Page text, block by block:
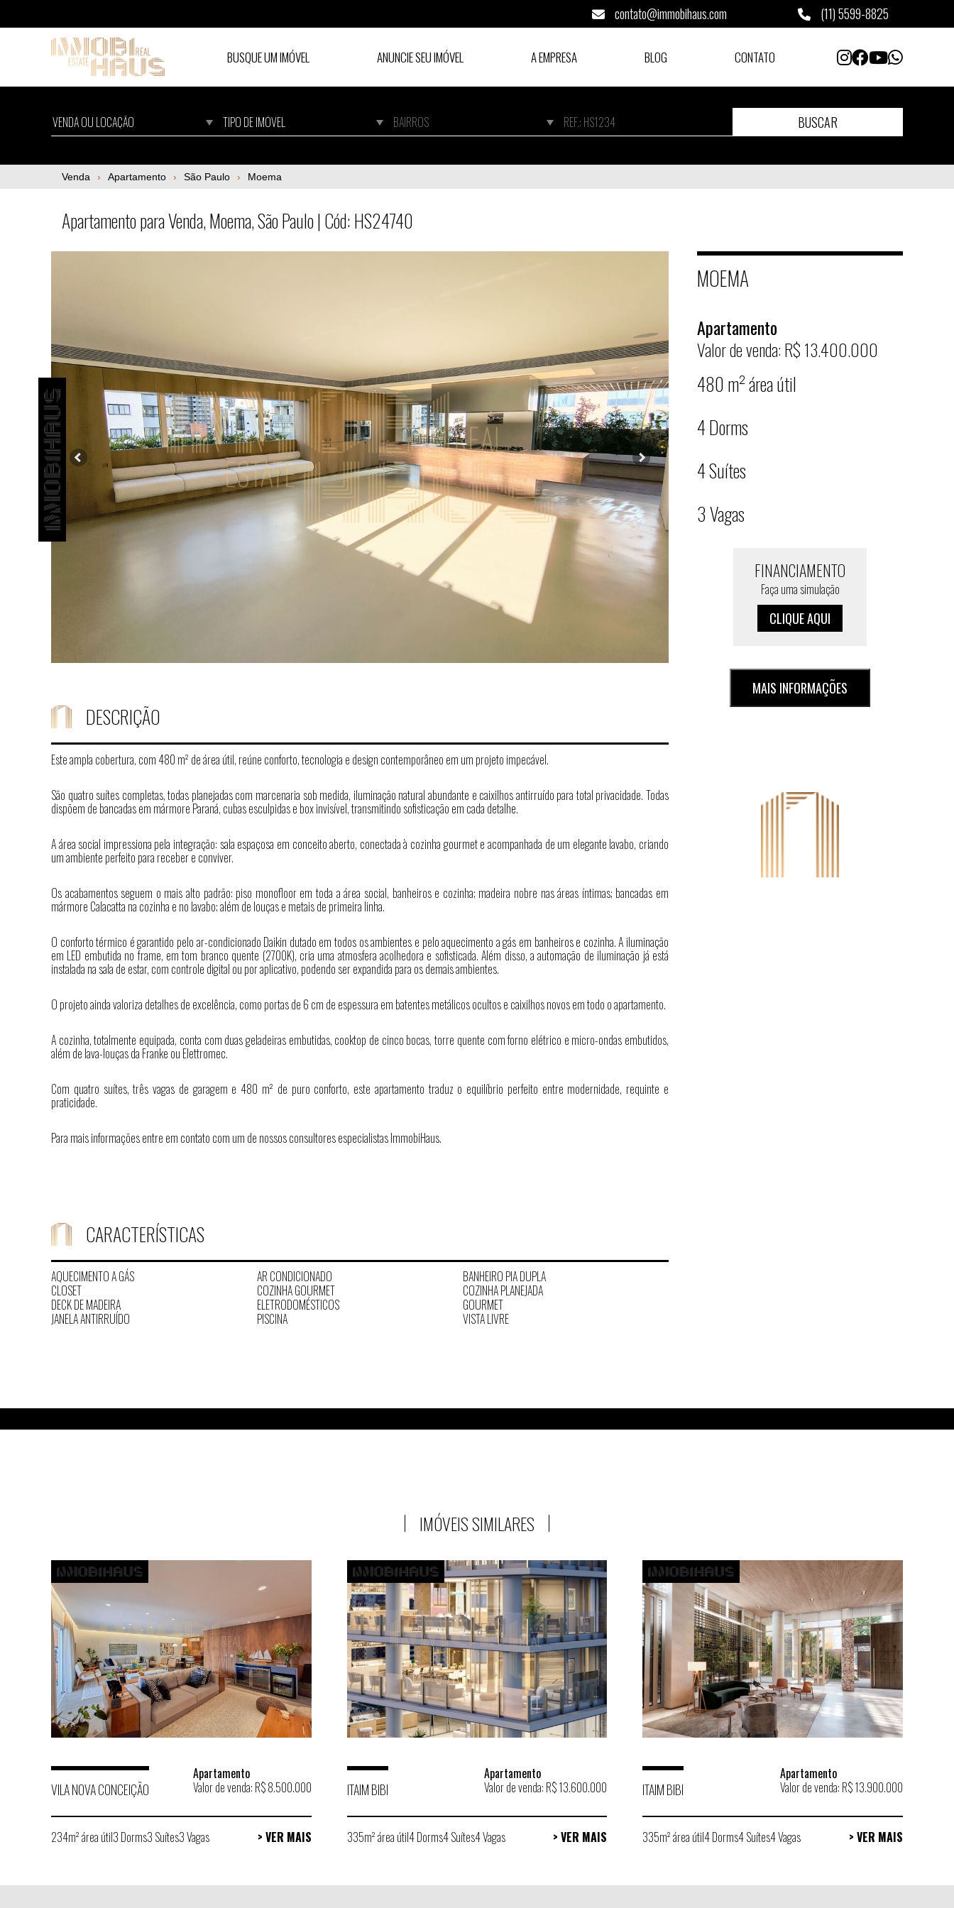
contato@immobihaus.com (11) 5599-8825
BUSQUE UM IMÓVEL ANUNCIE SEU IMÓVEL A EMPRESA BLOG CONTATO
Apartamento para Venda, Moema, São Paulo | Cód: HS24740
BUSCAR
Venda Apartamento São Paulo Moema
Apartamento para Venda, Moema, São Paulo | Cód: HS24740
DESCRIÇÃO
Este ampla cobertura, com 480 m² de área útil, reúne conforto, tecnologia e design contemporâneo em um projeto impecável.
São quatro suítes completas, todas planejadas com marcenaria sob medida, iluminação natural abundante e caixilhos antirruído para total privacidade. Todas
dispõem de bancadas em mármore Paraná, cubas esculpidas e box invisível, transmitindo sofisticação em cada detalhe.
A área social impressiona pela integração: sala espaçosa em conceito aberto, conectada à cozinha gourmet e acompanhada de um elegante lavabo, criando
um ambiente perfeito para receber e conviver.
Os acabamentos seguem o mais alto padrão: piso monofloor em toda a área social, banheiros e cozinha; madeira nobre nas áreas íntimas; bancadas em
mármore Calacatta na cozinha e no lavabo; além de louças e metais de primeira linha.
O conforto térmico é garantido pelo ar-condicionado Daikin dutado em todos os ambientes e pelo aquecimento a gás em banheiros e cozinha. A iluminação
em LED embutida no frame, em tom branco quente (2700K), cria uma atmosfera acolhedora e sofisticada. Além disso, a automação de iluminação já está
instalada na sala de estar, com controle digital ou por aplicativo, podendo ser expandida para os demais ambientes.
O projeto ainda valoriza detalhes de excelência, como portas de 6 cm de espessura em batentes metálicos ocultos e caixilhos novos em todo o apartamento.
A cozinha, totalmente equipada, conta com duas geladeiras embutidas, cooktop de cinco bocas, torre quente com forno elétrico e micro-ondas embutidos,
além de lava-louças da Franke ou Elettromec.
Com quatro suítes, três vagas de garagem e 480 m² de puro conforto, este apartamento traduz o equilíbrio perfeito entre modernidade, requinte e
praticidade.
Para mais informações entre em contato com um de nossos consultores especialistas ImmobiHaus.
CARACTERÍSTICAS
AQUECIMENTO A GÁS AR CONDICIONADO
BANHEIRO PIA DUPLA
CLOSET
COZINHA GOURMET
COZINHA PLANEJADA
DECK DE MADEIRA
ELETRODOMÉSTICOS
GOURMET
JANELA ANTIRRUÍDO
PISCINA VISTA LIVRE
MOEMA
Apartamento
Valor de venda: R$ 13.400.000
480 m² área útil
4 Dorms
4 Suítes
3 Vagas
FINANCIAMENTO
Faça uma simulação
CLIQUE AQUI
MAIS INFORMAÇÕES
IMÓVEIS SIMILARES
VILA NOVA CONCEIÇÃO
Apartamento
Valor de venda: R$ 8.500.000
234m² área útil3 Dorms3 Suítes3 Vagas > VER MAIS
ITAIM BIBI
Apartamento
Valor de venda: R$ 13.600.000
335m² área útil4 Dorms4 Suítes4 Vagas > VER MAIS
ITAIM BIBI
Apartamento
Valor de venda: R$ 13.900.000
335m² área útil4 Dorms4 Suítes4 Vagas > VER MAIS